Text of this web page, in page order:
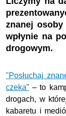
znanej
wpłynie na
drogowym.
"Posłuchaj
czeka” – to
drogach, w
kabaretu i